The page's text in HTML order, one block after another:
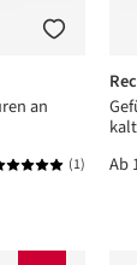
an
(1)
Ab